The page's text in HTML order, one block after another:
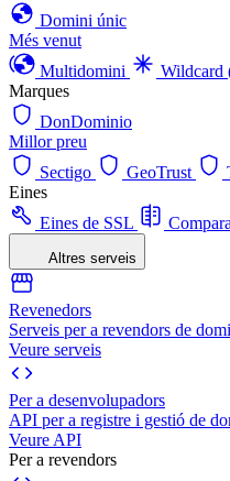
Domini únic
Més venut
Multidomini
Wildcard
Marques
DonDominio
Millor preu
Sectigo
GeoTrust
Eines
Eines de SSL
Altres serveis
Revenedors
Serveis per a revendors de
Veure serveis
Per a desenvolupadors
API per a registre i gestió de
Veure API
Per a revendors